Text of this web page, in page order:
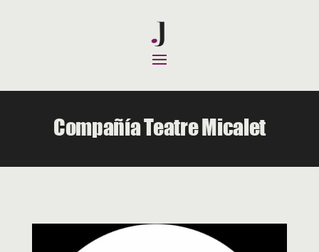
Compañía Teatre Micalet